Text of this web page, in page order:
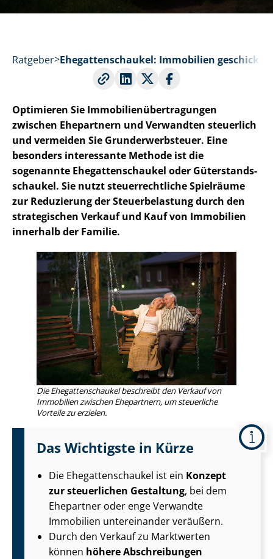
Ratgeber Ehe­gat­ten­schau­kel: Immobilien geschickt
Optimieren Sie Im­mo­bi­li­en­über­tra­gun­gen
zwischen Ehepartnern und Verwandten steuerlich
und vermeiden Sie Grund­er­werb­steu­er. Eine
besonders interessante Methode ist die
sogenannte Ehe­gat­ten­schau­kel oder Gü­ter­stands­
schau­kel. Sie nutzt steu­er­recht­li­che Spielräume
zur Reduzierung der Steuerbelastung durch den
strategischen Verkauf und Kauf von Immobilien
innerhalb der Familie.
Die Ehe­gat­ten­schau­kel beschreibt den Verkauf von
Immobilien zwischen Ehepartnern, um steuerliche
Vorteile zu erzielen.
Das Wichtigste in Kürze
Die Ehe­gat­ten­schau­kel ist ein Konzept
zur steuerlichen Gestaltung, bei dem
Ehepartner oder enge Verwandte
Immobilien untereinander veräußern.
Durch den Verkauf zu Marktwerten
können höhere Abschreibungen